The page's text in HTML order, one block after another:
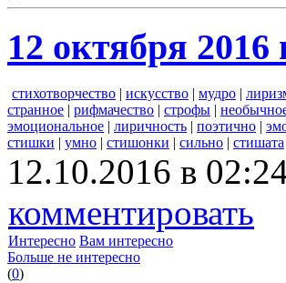
12 октября 2016
стихотворчество | искусство | мудро |
странное | рифмачество | строфы |
эмоциональное | лиричность | поэтично |
стишки | умно | стишонки | сильно | стишата
12.10.2016 в
комментировать
Интересно Вам интересно
Больше не интересно
(0)